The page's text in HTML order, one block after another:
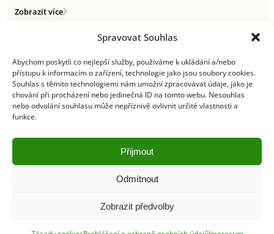
Spravovat Souhlas
Abychom poskytli co nejlepší služby, používáme k ukládání a/nebo
přístupu k informacím o zařízení, technologie jako jsou soubory cookies.
Souhlas s těmito technologiemi nám umožní zpracovávat údaje, jako je
chování při procházení nebo jedinečná ID na tomto webu. Nesouhlas
nebo odvolání souhlasu může nepříznivě ovlivnit určité vlastnosti a
funkce.
Přijmout
Odmítnout
Zobrazit předvolby
Zobrazit více
Semináře a webcasty
Newsletter